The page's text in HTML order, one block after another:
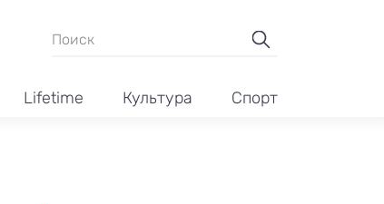
Lifetime Культура Спорт